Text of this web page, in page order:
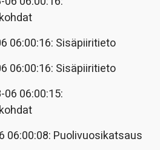
06:00:16: Sisäpiiritieto
06:00:16: Sisäpiiritieto
06 06:00:15:
06:00:08: Puolivuosikatsaus